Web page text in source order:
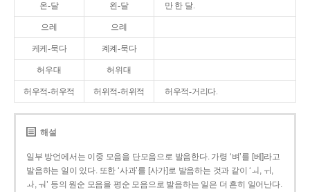
온-달 왼-달 만 한 달.
으레 으례
케케-묵다 켸켸-묵다
허우대 허위대
허우적-허우적 허위적-허위적 허우적-거리다.
해설
일부 방언에서는 이중 모음을 단모음으로 발음한다. 가령 ‘벼’를 [베]라고
발음하는 일이 있다. 또한 ‘사과’를 [사가]로 발음하는 것과 같이 ‘ㅚ, ㅟ,
ㅘ, ㅝ’ 등의 원순 모음을 평순 모음으로 발음하는 일은 더 흔히 일어난다.